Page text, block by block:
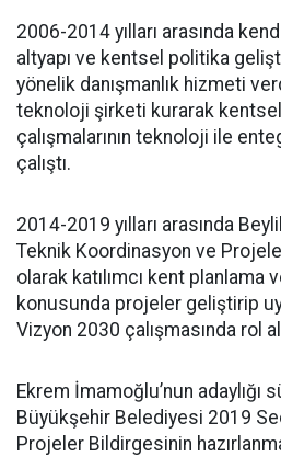
2006-2014 yılları arasında
altyapı ve kentsel politika
yönelik danışmanlık hizmeti
teknoloji şirketi kurarak
çalışmalarının teknoloji ile
çalıştı.
2014-2019 yılları arasında
Teknik Koordinasyon ve
olarak katılımcı kent planlama
konusunda projeler geliştirip
Vizyon 2030 çalışmasında rol
Ekrem İmamoğlu’nun adaylığı
Büyükşehir Belediyesi 2019
Projeler Bildirgesinin